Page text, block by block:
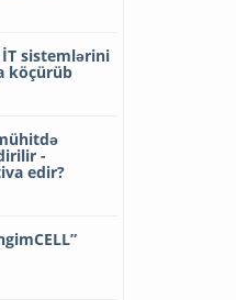
sistemlərini
köçürüb
-
edir?